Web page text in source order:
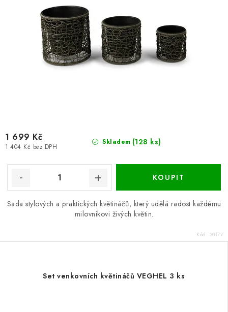
Skladem (128 ks)
1 404 Kč bez DPH
1 699 Kč
Sada stylových a praktických květináčů, který udělá radost každému
milovníkovi živých květin.
Kód: 20177
Set venkovních květináčů VEGHEL 3 ks